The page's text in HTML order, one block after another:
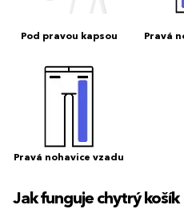
Pod pravou kapsou Pravá
Pravá nohavice vzadu
Jak funguje chytrý košík